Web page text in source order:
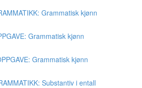
Grammatisk kjønn
Grammatisk kjønn
Grammatisk kjønn
Substantiv i entall